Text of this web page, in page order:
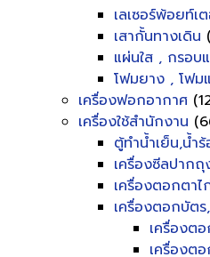
เลเซอร์พ้อยท์เ
เสากั้นทางเดิน
แผ่นใส , กรอบ
โฟมยาง , โฟม
เครื่องฟอกอากาศ
เครื่องใช้สำนักงาน
ตู้ทำน้ำเย็น,น้ำ
เครื่องซีลปากถุ
เครื่องตอกตาไ
เครื่องตอกบัต
เครื่องต
เครื่องต